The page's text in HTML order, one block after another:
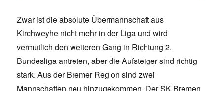
Zwar ist die absolute Übermannschaft aus
Kirchweyhe nicht mehr in der Liga und wird
vermutlich den weiteren Gang in Richtung 2.
Bundesliga antreten, aber die Aufsteiger sind richtig
stark. Aus der Bremer Region sind zwei
Mannschaften neu hinzugekommen. Der SK Bremen